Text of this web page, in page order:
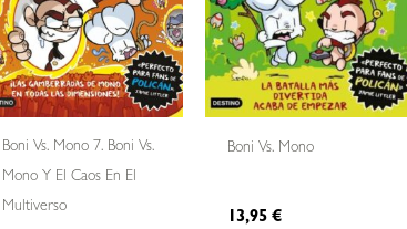
Boni Vs. Mono 7. Boni Vs.
Mono Y El Caos En El
Multiverso
Boni Vs. Mono
13,95€